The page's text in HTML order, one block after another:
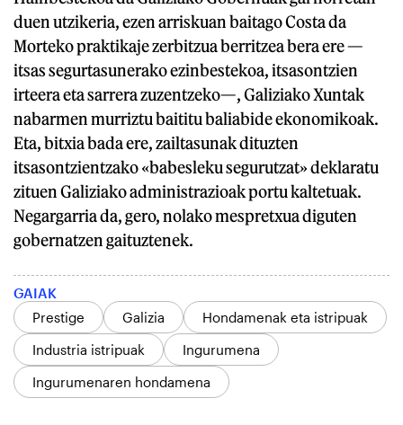
duen utzikeria, ezen arriskuan baitago Costa da
Morteko praktikaje zerbitzua berritzea bera ere —
itsas segurtasunerako ezinbestekoa, itsasontzien
irteera eta sarrera zuzentzeko—, Galiziako Xuntak
nabarmen murriztu baititu baliabide ekonomikoak.
Eta, bitxia bada ere, zailtasunak dituzten
itsasontzientzako «babesleku segurutzat» deklaratu
zituen Galiziako administrazioak portu kaltetuak.
Negargarria da, gero, nolako mespretxua diguten
gobernatzen gaituztenek.
GAIAK
Prestige
Galizia
Hondamenak eta istripuak
Industria istripuak
Ingurumena
Ingurumenaren hondamena